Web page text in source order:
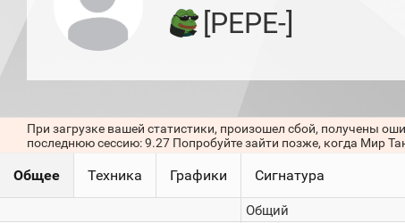
последние
сессии)
1000
[PEPE-]
При загрузке вашей статистики, произошел сбой, получены
последнюю сессию: 9.27 Попробуйте зайти позже, когда Мир
Общее Техника Графики Сигнатура
Общий